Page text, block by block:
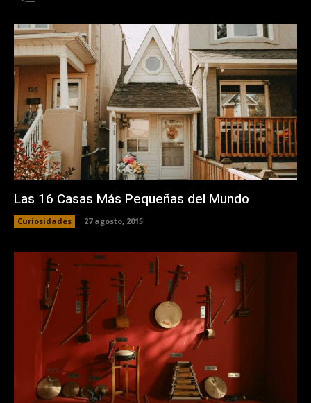
Las 16 Casas Más Pequeñas del Mundo
Curiosidades 27 agosto, 2015